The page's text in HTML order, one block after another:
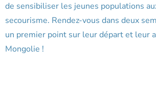
de sensibiliser les jeunes populations
secourisme. Rendez-vous dans deux
un premier point sur leur départ et leur
Mongolie !